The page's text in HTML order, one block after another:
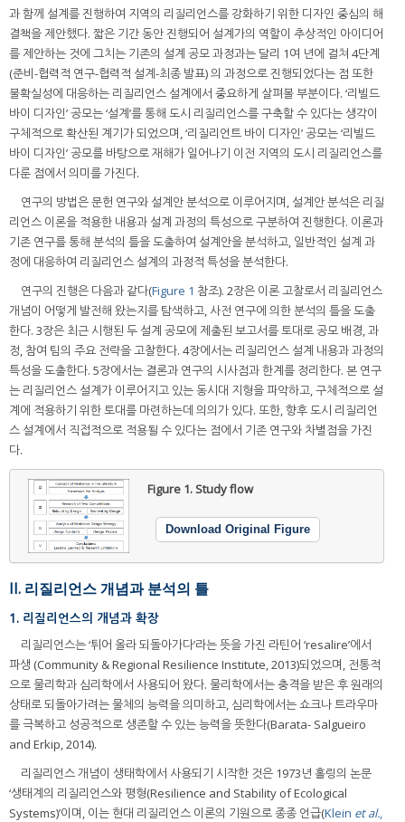
과 함께 설계를 진행하여 지역의 리질리언스를 강화하기 위한 디자인 중심의 해
결책을 제안했다. 짧은 기간 동안 진행되어 설계가의 역할이 추상적인 아이디어
를 제안하는 것에 그치는 기존의 설계 공모 과정과는 달리 1여 년에 걸쳐 4단계
(준비-협력적 연구-협력적 설계-최종 발표) 의 과정으로 진행되었다는 점 또한
불확실성에 대응하는 리질리언스 설계에서 중요하게 살펴볼 부분이다. ‘리빌드
바이 디자인’ 공모는 ‘설계’를 통해 도시 리질리언스를 구축할 수 있다는 생각이
구체적으로 확산된 계기가 되었으며, ‘리질리언트 바이 디자인’ 공모는 ‘리빌드
바이 디자인’ 공모를 바탕으로 재해가 일어나기 이전 지역의 도시 리질리언스를
다룬 점에서 의미를 가진다.
연구의 방법은 문헌 연구와 설계안 분석으로 이루어지며, 설계안 분석은 리질
리언스 이론을 적용한 내용과 설계 과정의 특성으로 구분하여 진행한다. 이론과
기존 연구를 통해 분석의 틀을 도출하여 설계안을 분석하고, 일반적인 설계 과
정에 대응하여 리질리언스 설계의 과정적 특성을 분석한다.
연구의 진행은 다음과 같다(Figure 1 참조). 2장은 이론 고찰로서 리질리언스
개념이 어떻게 발전해 왔는지를 탐색하고, 사전 연구에 의한 분석의 틀을 도출
한다. 3장은 최근 시행된 두 설계 공모에 제출된 보고서를 토대로 공모 배경, 과
정, 참여 팀의 주요 전략을 고찰한다. 4장에서는 리질리언스 설계 내용과 과정의
특성을 도출한다. 5장에서는 결론과 연구의 시사점과 한계를 정리한다. 본 연구
는 리질리언스 설계가 이루어지고 있는 동시대 지형을 파악하고, 구체적으로 설
계에 적용하기 위한 토대를 마련하는데 의의가 있다. 또한, 향후 도시 리질리언
스 설계에서 직접적으로 적용될 수 있다는 점에서 기존 연구와 차별점을 가진
다.
Figure 1.Study flow
Download Original Figure
II. 리질리언스 개념과 분석의 틀
1. 리질리언스의 개념과 확장
리질리언스는 ‘튀어 올라 되돌아가다’라는 뜻을 가진 라틴어 ‘resalire’에서
파생 (Community & Regional Resilience Institute, 2013)되었으며, 전통적
으로 물리학과 심리학에서 사용되어 왔다. 물리학에서는 충격을 받은 후 원래의
상태로 되돌아가려는 물체의 능력을 의미하고, 심리학에서는 쇼크나 트라우마
를 극복하고 성공적으로 생존할 수 있는 능력을 뜻한다(Barata- Salgueiro
and Erkip, 2014).
리질리언스 개념이 생태학에서 사용되기 시작한 것은 1973년 홀링의 논문
‘생태계의 리질리언스와 평형(Resilience and Stability of Ecological
Systems)’이며, 이는 현대 리질리언스 이론의 기원으로 종종 언급(Klein et al.,